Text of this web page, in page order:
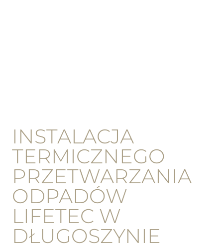
INSTALACJA
TERMICZNEGO
PRZETWARZANIA
ODPADÓW
LIFETEC W
DŁUGOSZYNIE